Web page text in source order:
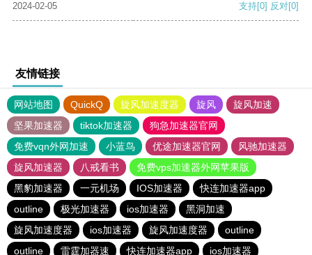
2024-02-05 支持[0] 反对[0]
友情链接
网站地图 QuickQ 旋风加速度器 旋风
旋风加速
坚果加速器
tiktok加速器
狗急加速器官网
免费vqn外网加速
小蓝鸟 优途加速器官网
风驰加速器
旋风加速器
八戒看书
免费vps加速器外网苹果版
黑豹加速器
一元机场 IOS加速器
快连加速器app
outline
极光加速器 ios加速器
黑洞加速
旋风加速度器
ios加速器 旋风加速度器
outline
outline
雷霆加器速 快连加速器app ios加速器